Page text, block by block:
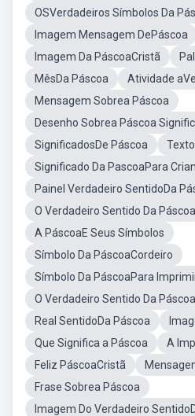
OSVerdadeiros Símbolos Da
Imagem Mensagem DePáscoa
Imagem Da PáscoaCristã
MêsDa Páscoa
Atividade
Mensagem Sobrea Páscoa
Desenho Sobrea Páscoa
SignificadosDe Páscoa
Significado Da PascoaPara
Painel Verdadeiro SentidoDa
O Verdadeiro Sentido Da
A PáscoaE Seus Símbolos
Símbolo Da PáscoaCordeiro
Símbolo Da PáscoaPara
O Verdadeiro Sentido Da
Real SentidoDa Páscoa
Que Significa a Páscoa
A
Feliz PáscoaCristã
Frase Sobrea Páscoa
Imagem Do Verdadeiro